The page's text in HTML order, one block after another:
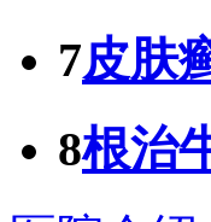
7皮肤
8根治